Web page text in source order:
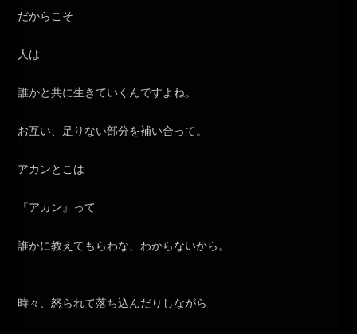
だからこそ
人は
誰かと共に生きていくんですよね。
お互い、足りない部分を補い合って。
アカンとこは
『アカン』って
誰かに教えてもらわな、わからないから。
時々、怒られて落ち込んだりしながら